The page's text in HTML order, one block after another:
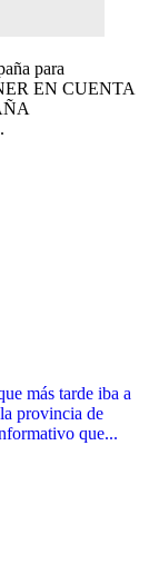
para
EN CUENTA
más tarde iba a
provincia de
que...